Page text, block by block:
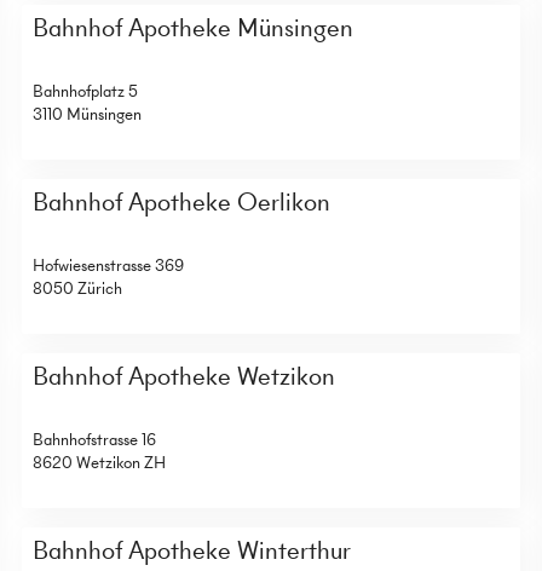
Bahnhof Apotheke Münsingen
Bahnhofplatz 5
3110 Münsingen
Bahnhof Apotheke Oerlikon
Hofwiesenstrasse 369
8050 Zürich
Bahnhof Apotheke Wetzikon
Bahnhofstrasse 16
8620 Wetzikon ZH
Bahnhof Apotheke Winterthur